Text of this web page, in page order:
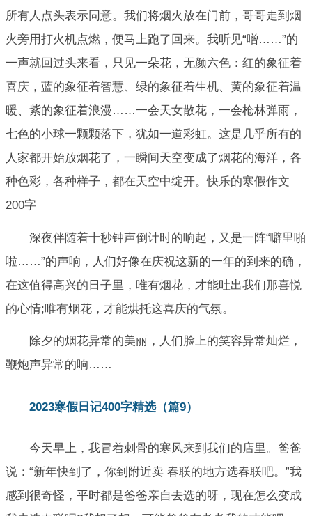
所有人点头表示同意。我们将烟火放在门前，哥哥走到烟
火旁用打火机点燃，便马上跑了回来。我听见“噌……”的
一声就回过头来看，只见一朵花，无颜六色：红的象征着
喜庆，蓝的象征着智慧、绿的象征着生机、黄的象征着温
暖、紫的象征着浪漫……一会天女散花，一会枪林弹雨，
七色的小球一颗颗落下，犹如一道彩虹。这是几乎所有的
人家都开始放烟花了，一瞬间天空变成了烟花的海洋，各
种色彩，各种样子，都在天空中绽开。快乐的寒假作文
200字
深夜伴随着十秒钟声倒计时的响起，又是一阵“噼里啪
啦……”的声响，人们好像在庆祝这新的一年的到来的确，
在这值得高兴的日子里，唯有烟花，才能吐出我们那喜悦
的心情;唯有烟花，才能烘托这喜庆的气氛。
除夕的烟花异常的美丽，人们脸上的笑容异常灿烂，
鞭炮声异常的响……
2023寒假日记400字精选（篇9）
今天早上，我冒着刺骨的寒风来到我们的店里。爸爸
说：“新年快到了，你到附近卖 春联的地方选春联吧。”我
感到很奇怪，平时都是爸爸亲自去选的呀，现在怎么变成